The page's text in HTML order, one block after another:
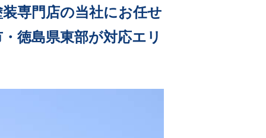
専門店の当社にお任せ
徳島県東部が対応エリ